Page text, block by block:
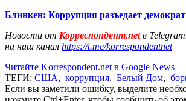
Блинкен: Коррупция разъедает
Новости от Корреспондент.netв
на наш канал https://t.me/korrespondentnet
Читайте Korrespondent.net в Google News
ТЕГИ: США, коррупция, Белый Дом,
Если вы заметили ошибку, выделите